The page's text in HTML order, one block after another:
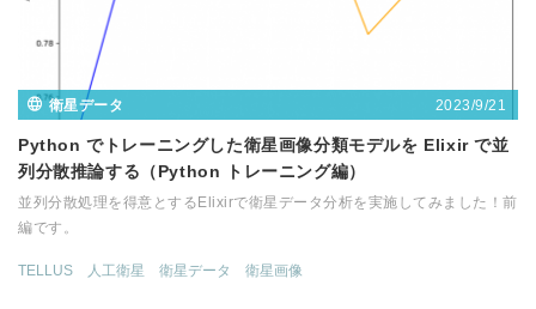
衛星データ 2023/9/21
Python でトレーニングした衛星画像分類モデルを Elixir で並
列分散推論する（Python トレーニング編）
並列分散処理を得意とするElixirで衛星データ分析を実施してみました！前
編です。
TELLUS 人工衛星 衛星データ 衛星画像